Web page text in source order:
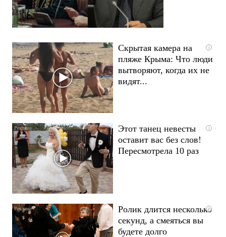
i
Скрытая камера на
пляже Крыма: Что люди
вытворяют, когда их не
видят...
i
Этот танец невесты
оставит вас без слов!
Пересмотрела 10 раз
i
Ролик длится несколько
секунд, а смеяться вы
будете долго